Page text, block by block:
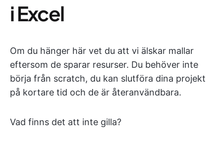
i Excel
Om du hänger här vet du att vi älskar mallar
eftersom de sparar resurser. Du behöver inte
börja från scratch, du kan slutföra dina projekt
på kortare tid och de är återanvändbara.
Vad finns det att inte gilla?